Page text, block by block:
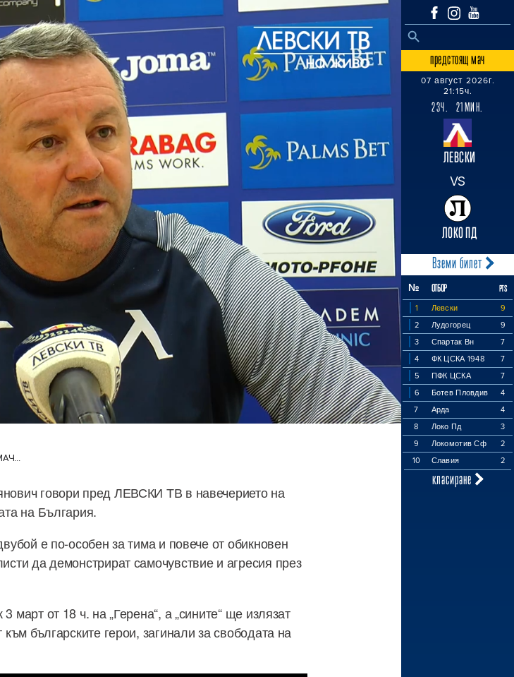
Search
SEARCH BUTTON
предстоящ мач
07 август 2026г.
21:15ч.
23Ч. 21МИН.
ЛЕВСКИ
VS
ЛОКО ПД
Вземи билет
№ ОТБОР PTS
1 Левски
9
2
Лудогорец
9
3
Спартак Вн
7
4
ФК ЦСКА 1948
7
5
ПФК ЦСКА
7
6
Ботев Пловдив
4
7
Арда
4
8
Локо Пд
3
9
Локомотив Сф
2
10
Славия 2
класиране
говори пред ЛЕВСКИ ТВ в навечерието на
на България.
е по-особен за тима и повече от обикновен
да демонстрират самочувствие и агресия през
март от 18 ч. на „Герена“, а „сините“ ще излязат
българските герои, загинали за свободата на